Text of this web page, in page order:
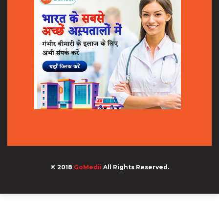
© 2018 GoMedii All Rights Reserved.